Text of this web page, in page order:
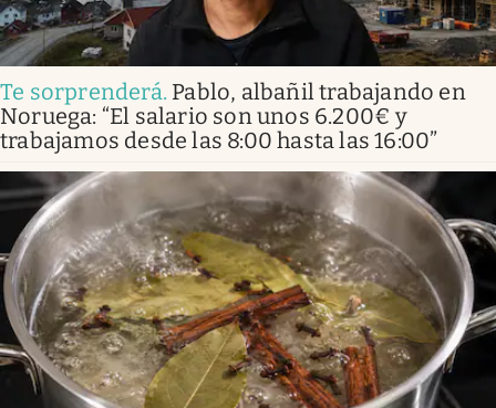
Te sorprenderá. Pablo, albañil trabajando en
Noruega: “El salario son unos 6.200€ y
trabajamos desde las 8:00 hasta las 16:00”